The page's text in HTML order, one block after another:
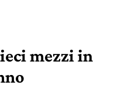
mezzi in